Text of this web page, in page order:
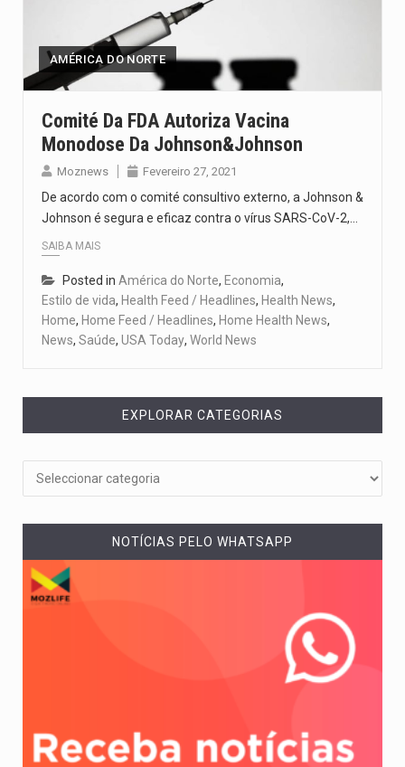
AMÉRICA DO NORTE
Comité Da FDA Autoriza Vacina
Monodose Da Johnson&Johnson
Moznews Fevereiro 27, 2021
De acordo com o comité consultivo externo, a Johnson &
Johnson é segura e eficaz contra o vírus SARS-CoV-2,…
SAIBA MAIS
Posted in América do Norte, Economia,
Estilo de vida, Health Feed / Headlines, Health News,
Home, Home Feed / Headlines, Home Health News,
News, Saúde, USA Today, World News
EXPLORAR CATEGORIAS
NOTÍCIAS PELO WHATSAPP